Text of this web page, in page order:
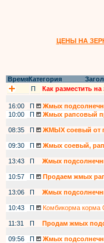
ЦЕНЫ НА
ВремяКатегория
П
Как разместить
16:00
П
Жмых
10:00
П
Жмых рапсовый
08:35
П ЖМЫХ соевый от
09:30
П
Жмых соевый,
13:43
П Жмых
10:57
П Продаем жмых
13:06
П Жмых
10:43
П Комбикорма
11:31
П Продам жмых
09:56
П
Жмых